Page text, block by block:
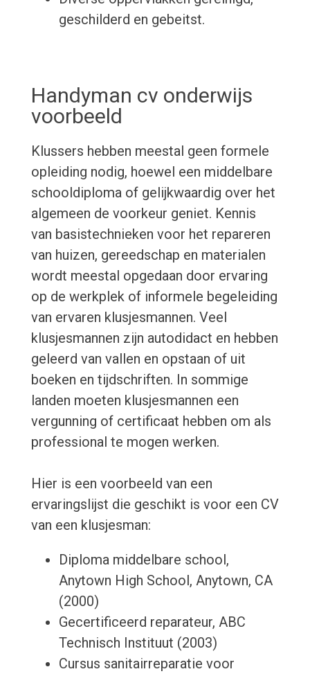
geschilderd en gebeitst.
Handyman cv onderwijs
voorbeeld
Klussers hebben meestal geen formele
opleiding nodig, hoewel een middelbare
schooldiploma of gelijkwaardig over het
algemeen de voorkeur geniet. Kennis
van basistechnieken voor het repareren
van huizen, gereedschap en materialen
wordt meestal opgedaan door ervaring
op de werkplek of informele begeleiding
van ervaren klusjesmannen. Veel
klusjesmannen zijn autodidact en hebben
geleerd van vallen en opstaan of uit
boeken en tijdschriften. In sommige
landen moeten klusjesmannen een
vergunning of certificaat hebben om als
professional te mogen werken.
Hier is een voorbeeld van een
ervaringslijst die geschikt is voor een CV
van een klusjesman:
Diploma middelbare school,
Anytown High School, Anytown, CA
(2000)
Gecertificeerd reparateur, ABC
Technisch Instituut (2003)
Cursus sanitairreparatie voor